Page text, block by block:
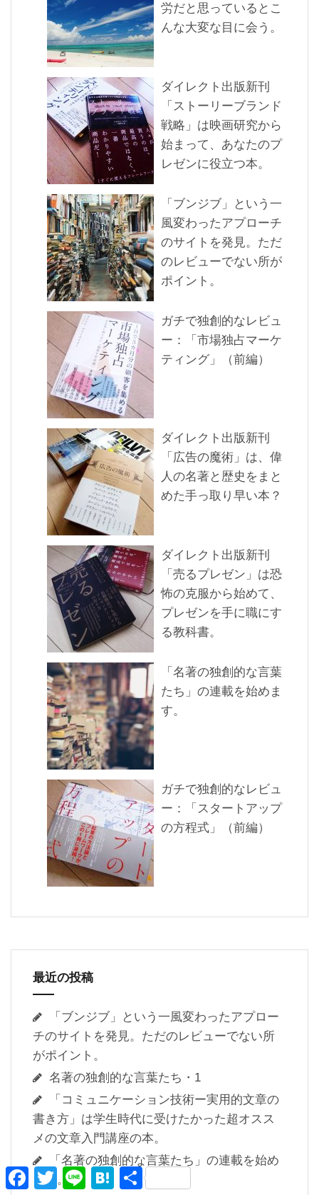
労だと思っているとこ
んな大変な目に会う。
ダイレクト出版新刊
「ストーリーブランド
戦略」は映画研究から
始まって、あなたのプ
レゼンに役立つ本。
「ブンジブ」という一
風変わったアプローチ
のサイトを発見。ただ
のレビューでない所が
ポイント。
ガチで独創的なレビュ
ー：「市場独占マーケ
ティング」（前編）
ダイレクト出版新刊
「広告の魔術」は、偉
人の名著と歴史をまと
めた手っ取り早い本？
ダイレクト出版新刊
「売るプレゼン」は恐
怖の克服から始めて、
プレゼンを手に職にす
る教科書。
「名著の独創的な言葉
たち」の連載を始めま
す。
ガチで独創的なレビュ
ー：「スタートアップ
の方程式」（前編）
最近の投稿
「ブンジブ」という一風変わったアプロー
チのサイトを発見。ただのレビューでない所
がポイント。
名著の独創的な言葉たち・1
「コミュニケーション技術ー実用的文章の
書き方」は学生時代に受けたかった超オスス
メの文章入門講座の本。
「名著の独創的な言葉たち」の連載を始め
ます。
F
T
w
L
H
共
有